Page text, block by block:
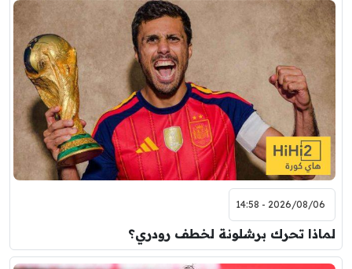
2026/08/06 - 14:58
لماذا تحرك برشلونة لخطف رودري؟